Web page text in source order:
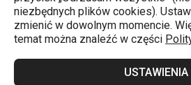
niezbędnych plików cookies).
zmienić w dowolnym momencie.
temat można znaleźć w części
USTAWIENIA